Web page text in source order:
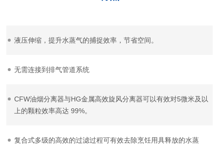
液压伸缩，提升水蒸气的捕捉效率，节省空间。
无需连接到排气管道系统
CFW油烟分离器与HG金属高效旋风分离器可以有效对5微米及以
上的颗粒效率高达 99%。
复合式多级的高效的过滤过程可有效去除烹饪用具释放的水蒸